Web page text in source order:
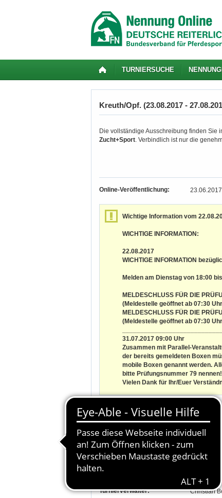
TURNIERSUCHE
Kreuth/Opf. (23.08.2017 -
Die vollständige Ausschreibung finden Sie
Zucht+Sport. Verbindlich ist nur die
Online-Veröffentlichung:
Wichtige Information vom
WICHTIGE INFORMATION:
22.08.2017
WICHTIGE INFORMATION
Melden am Dienstag von 18:00
MELDESCHLUSS FÜR DIE
(Meldestelle geöffnet ab 07:30
MELDESCHLUSS FÜR DIE
(Meldestelle geöffnet ab 07:30
31.07.2017 09:00 Uhr
Zusammen mit Parallel-
der bereits gemeldeten Boxen
mobile Boxen genannt werden.
bitte Prüfungsnummer 79
Vielen Dank für Ihr/Euer
Veranstaltungsort: Kreuth/Opf.
Bayern
Online-Nennschluss:
Turnierverwalter: Christian